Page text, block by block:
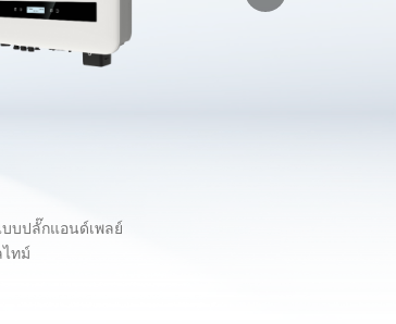
บบปลั๊กแอนด์เพลย์
ทม์